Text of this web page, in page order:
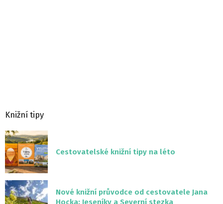
Knižní tipy
Cestovatelské knižní tipy na léto
Nové knižní průvodce od cestovatele Jana
Hocka: Jeseníky a Severní stezka